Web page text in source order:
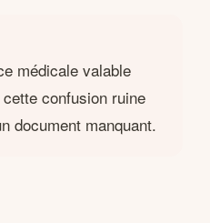
médicale valable
confusion ruine
document manquant.